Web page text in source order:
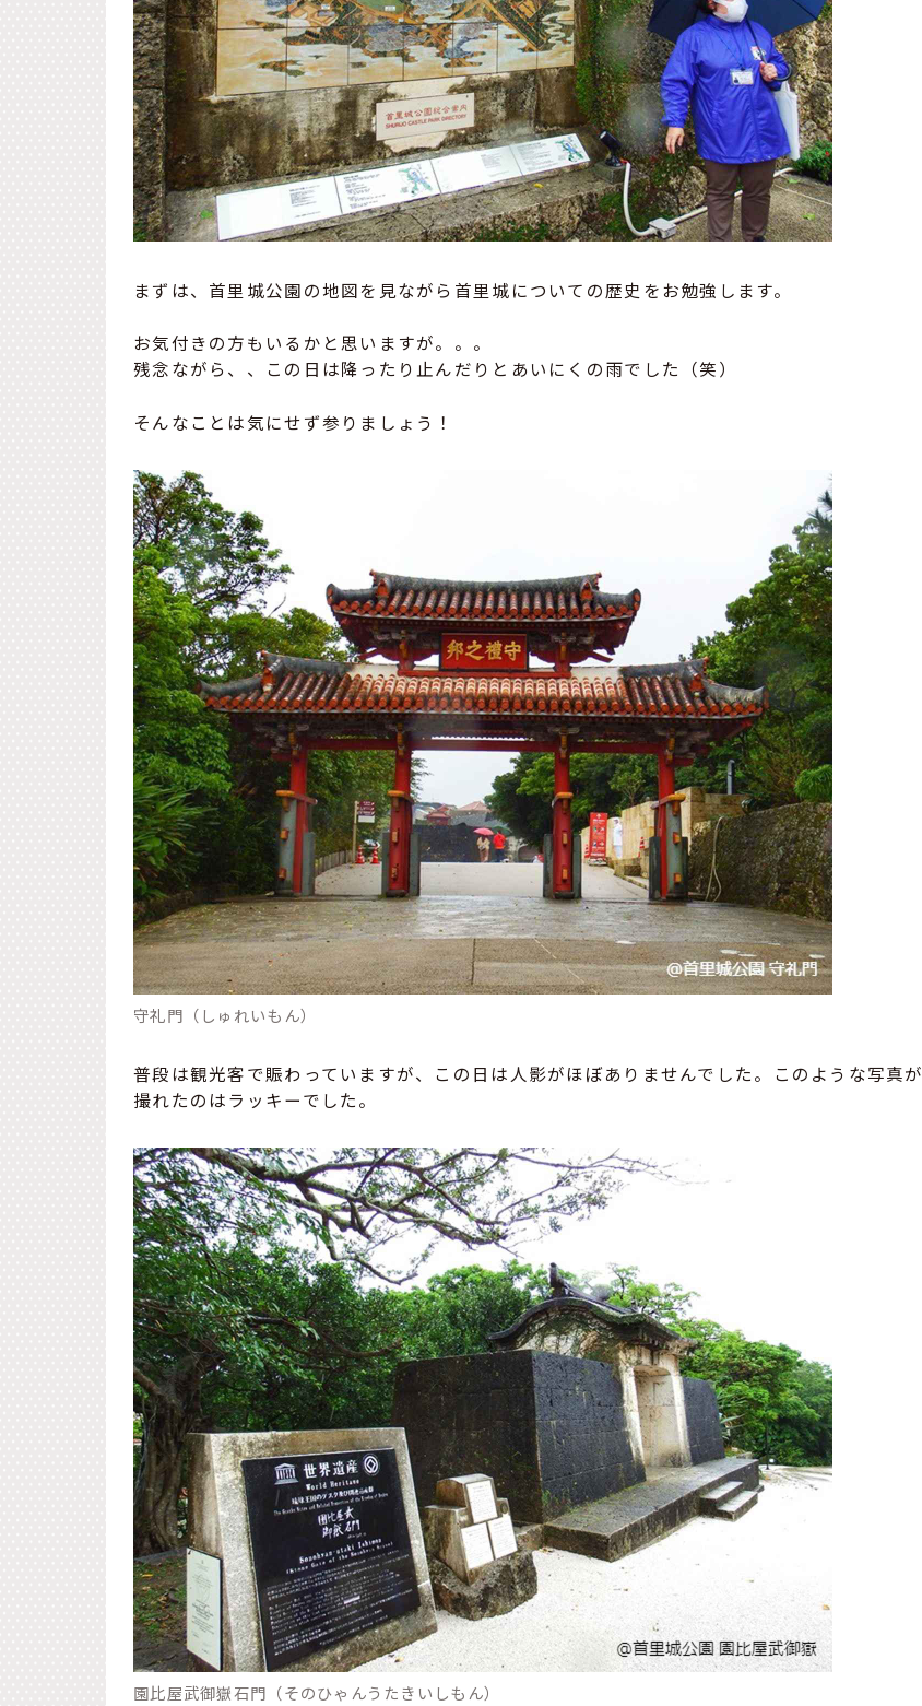
まずは、首里城公園の地図を見ながら首里城についての歴史をお勉強します。
お気付きの方もいるかと思いますが。。。
残念ながら、、この日は降ったり止んだりとあいにくの雨でした（笑）
そんなことは気にせず参りましょう！
守礼門（しゅれいもん）
普段は観光客で賑わっていますが、この日は人影がほぼありませんでした。このような写真が
撮れたのはラッキーでした。
園比屋武御嶽石門（そのひゃんうたきいしもん）